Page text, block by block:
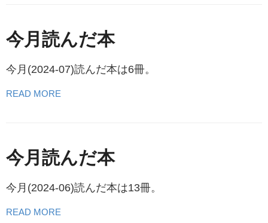
今月読んだ本
今月(2024-07)読んだ本は6冊。
READ MORE
今月読んだ本
今月(2024-06)読んだ本は13冊。
READ MORE